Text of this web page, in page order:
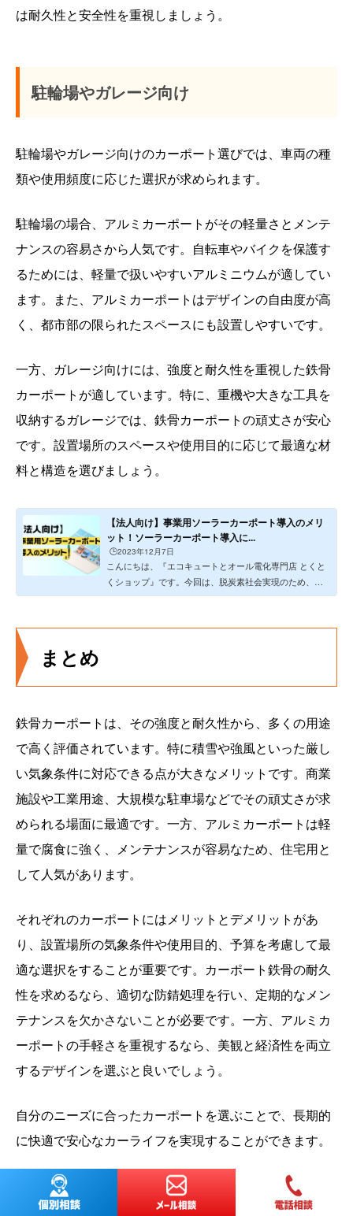
は耐久性と安全性を重視しましょう。
駐輪場やガレージ向け
駐輪場やガレージ向けのカーポート選びでは、車両の種
類や使用頻度に応じた選択が求められます。
駐輪場の場合、アルミカーポートがその軽量さとメンテ
ナンスの容易さから人気です。自転車やバイクを保護す
るためには、軽量で扱いやすいアルミニウムが適してい
ます。また、アルミカーポートはデザインの自由度が高
く、都市部の限られたスペースにも設置しやすいです。
一方、ガレージ向けには、強度と耐久性を重視した鉄骨
カーポートが適しています。特に、重機や大きな工具を
収納するガレージでは、鉄骨カーポートの頑丈さが安心
です。設置場所のスペースや使用目的に応じて最適な材
料と構造を選びましょう。
【法人向け】事業用ソーラーカーポート導入のメリ
ット！ソーラーカーポート導入に...
🕒️2023年12月7日
こんにちは、『エコキュートとオール電化専門店 とくと
くショップ』です。今回は、脱炭素社会実現のため、日
本政府なども導入...
まとめ
鉄骨カーポートは、その強度と耐久性から、多くの用途
で高く評価されています。特に積雪や強風といった厳し
い気象条件に対応できる点が大きなメリットです。商業
施設や工業用途、大規模な駐車場などでその頑丈さが求
められる場面に最適です。一方、アルミカーポートは軽
量で腐食に強く、メンテナンスが容易なため、住宅用と
して人気があります。
それぞれのカーポートにはメリットとデメリットがあ
り、設置場所の気象条件や使用目的、予算を考慮して最
適な選択をすることが重要です。カーポート鉄骨の耐久
性を求めるなら、適切な防錆処理を行い、定期的なメン
テナンスを欠かさないことが必要です。一方、アルミカ
ーポートの手軽さを重視するなら、美観と経済性を両立
するデザインを選ぶと良いでしょう。
自分のニーズに合ったカーポートを選ぶことで、長期的
に快適で安心なカーライフを実現することができます。
弊社ソーラーカーポート専門店「とくとくショップ」で
は、ソーラーカーポートの見積もりから購入相談、設置